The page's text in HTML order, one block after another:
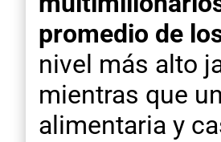
promedio de
nivel más alto
mientras que
alimentaria y